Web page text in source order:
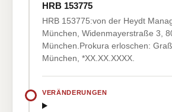
HRB 153775
HRB 153775:von der Heydt
München, Widenmayerstraße 3,
München.Prokura erloschen:
München, *XX.XX.XXXX.
VERÄNDERUNGEN